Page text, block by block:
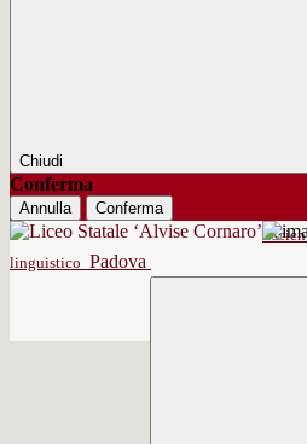
Chiudi
Conferma
Annulla
Conferma
linguistico Padova